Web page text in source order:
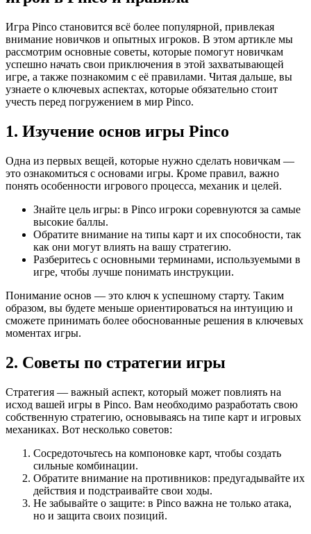
Игра Pinco становится всё более популярной, привлекая
внимание новичков и опытных игроков. В этом артикле мы
рассмотрим основные советы, которые помогут новичкам
успешно начать свои приключения в этой захватывающей
игре, а также познакомим с её правилами. Читая дальше, вы
узнаете о ключевых аспектах, которые обязательно стоит
учесть перед погружением в мир Pinco.
1. Изучение основ игры Pinco
Одна из первых вещей, которые нужно сделать новичкам —
это ознакомиться с основами игры. Кроме правил, важно
понять особенности игрового процесса, механик и целей.
Знайте цель игры: в Pinco игроки соревнуются за самые
высокие баллы.
Обратите внимание на типы карт и их способности, так
как они могут влиять на вашу стратегию.
Разберитесь с основными терминами, используемыми в
игре, чтобы лучше понимать инструкции.
Понимание основ — это ключ к успешному старту. Таким
образом, вы будете меньше ориентироваться на интуицию и
сможете принимать более обоснованные решения в ключевых
моментах игры.
2. Советы по стратегии игры
Стратегия — важный аспект, который может повлиять на
исход вашей игры в Pinco. Вам необходимо разработать свою
собственную стратегию, основываясь на типе карт и игровых
механиках. Вот несколько советов:
Сосредоточьтесь на компоновке карт, чтобы создать
сильные комбинации.
Обратите внимание на противников: предугадывайте их
действия и подстраивайте свои ходы.
Не забывайте о защите: в Pinco важна не только атака,
но и защита своих позиций.